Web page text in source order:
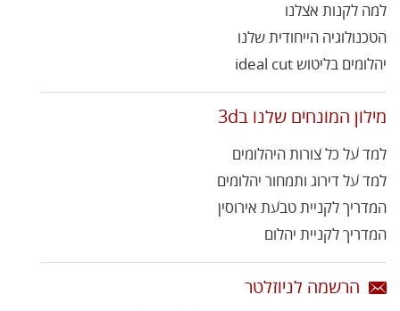
למה לקנות אצלנו
הטכנולוגיה הייחודית שלנו
יהלומים בליטוש ideal cut
מילון המונחים שלנו ב3d
למד על כל צורות היהלומים
למד על דירוג ותמחור יהלומים
המדריך לקניית טבעת אירוסין
המדריך לקניית יהלום
הרשמה לניוזלטר